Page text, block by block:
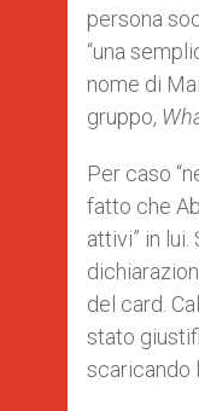
persona
“una
nome di
gruppo,
Per caso
fatto che
attivi” in
del card.
stato
scaricando